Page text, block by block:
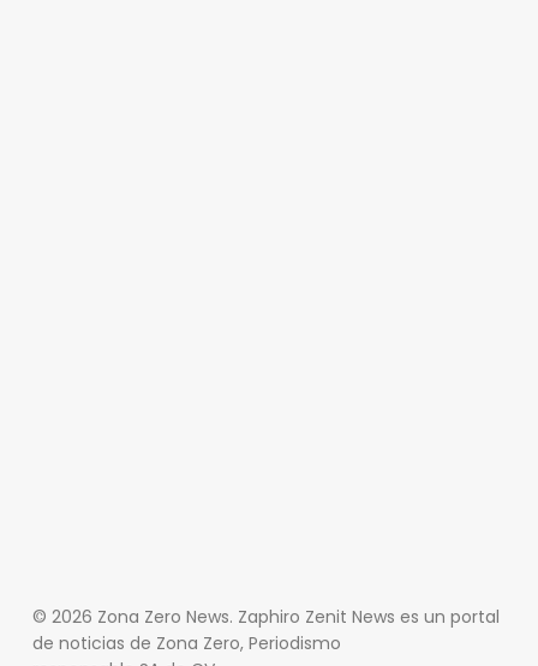
© 2026 Zona Zero News. Zaphiro Zenit News es un portal
de noticias de Zona Zero, Periodismo